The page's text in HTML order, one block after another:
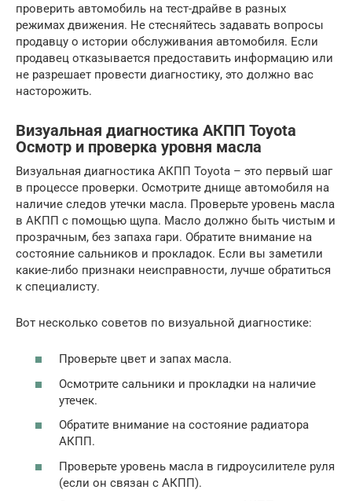
проверить автомобиль на тест-драйве в разных
режимах движения. Не стесняйтесь задавать вопросы
продавцу о истории обслуживания автомобиля. Если
продавец отказывается предоставить информацию или
не разрешает провести диагностику, это должно вас
насторожить.
Визуальная диагностика АКПП Toyota
Осмотр и проверка уровня масла
Визуальная диагностика АКПП Toyota – это первый шаг
в процессе проверки. Осмотрите днище автомобиля на
наличие следов утечки масла. Проверьте уровень масла
в АКПП с помощью щупа. Масло должно быть чистым и
прозрачным, без запаха гари. Обратите внимание на
состояние сальников и прокладок. Если вы заметили
какие-либо признаки неисправности, лучше обратиться
к специалисту.
Вот несколько советов по визуальной диагностике:
Проверьте цвет и запах масла.
Осмотрите сальники и прокладки на наличие
утечек.
Обратите внимание на состояние радиатора
АКПП.
Проверьте уровень масла в гидроусилителе руля
(если он связан с АКПП).